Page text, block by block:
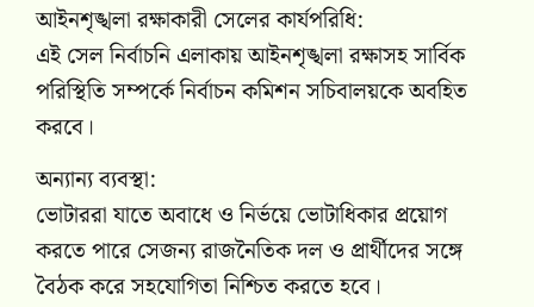
আইনশৃঙ্খলা রক্ষাকারী সেলের কার্যপরিধি:
এই সেল নির্বাচনি এলাকায় আইনশৃঙ্খলা রক্ষাসহ সার্বিক
পরিস্থিতি সম্পর্কে নির্বাচন কমিশন সচিবালয়কে অবহিত
করবে।
অন্যান্য ব্যবস্থা:
ভোটাররা যাতে অবাধে ও নির্ভয়ে ভোটাধিকার প্রয়োগ
করতে পারে সেজন্য রাজনৈতিক দল ও প্রার্থীদের সঙ্গে
বৈঠক করে সহযোগিতা নিশ্চিত করতে হবে।